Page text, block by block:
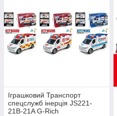
Іграшковий Транспорт
спецслужб інерція JS221-
21B-21A G-Rich